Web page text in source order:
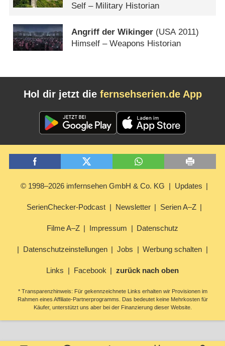
Self – Military Historian
Angriff der Wikinger (USA 2011)
Himself – Weapons Historian
Hol dir jetzt die fernsehserien.de App
© 1998–2026 imfernsehen GmbH & Co. KG Updates
SerienChecker-Podcast Newsletter Serien A–Z
Filme A–Z Impressum Datenschutz
Datenschutzeinstellungen Jobs Werbung schalten
Links Facebook zurück nach oben
* Transparenzhinweis: Für gekennzeichnete Links erhalten wir Provisionen im
Rahmen eines Affiliate-Partnerprogramms. Das bedeutet keine Mehrkosten für
Käufer, unterstützt uns aber bei der Finanzierung dieser Website.